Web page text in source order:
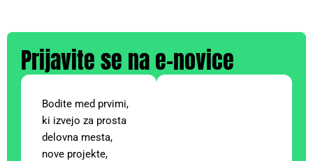
Prijavite se na e-novice
Bodite med prvimi,
ki izvejo za prosta
delovna mesta,
nove projekte,